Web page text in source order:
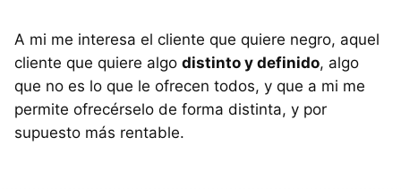
A mi me interesa el cliente que quiere negro, aquel
cliente que quiere algo distinto y definido, algo
que no es lo que le ofrecen todos, y que a mi me
permite ofrecérselo de forma distinta, y por
supuesto más rentable.